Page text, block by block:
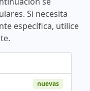
Si necesita
específica, utilice
nuevas